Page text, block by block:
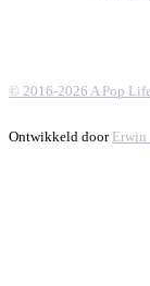
© 2016-2026 A Pop Life
Ontwikkeld door Erwin